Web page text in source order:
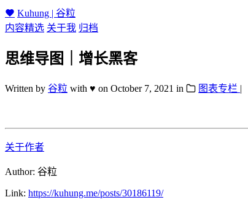
Kuhung | 谷粒
内容精选 关于我 归档
思维导图｜增长黑客
Written by 谷粒 with ♥ on October 7, 2021 in 图表专栏 |
关于作者
Author: 谷粒
Link: https://kuhung.me/posts/30186119/